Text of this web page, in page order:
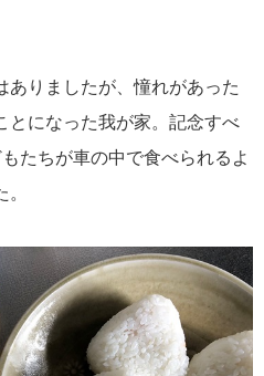
ありましたが、憧れがあった
とになった我が家。記念すべ
たちが車の中で食べられるよ